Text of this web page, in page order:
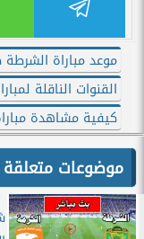
موعد مباراة
القنوات الناقلة
كيفية مشاهدة
موضوعات متعلقة